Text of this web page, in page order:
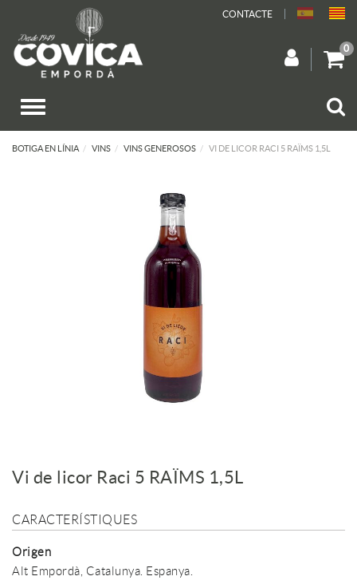
CONTACTE
0
BOTIGA EN LÍNIA VINS VINS GENEROSOS VI DE LICOR RACI 5 RAÏMS 1,5L
Vi de licor Raci 5 RAÏMS 1,5L
CARACTERÍSTIQUES
Origen
Alt Empordà, Catalunya. Espanya.